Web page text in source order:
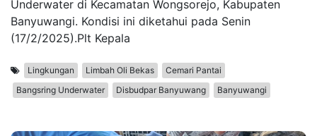
Underwater di Kecamatan Wongsorejo, Kabupaten
Banyuwangi. Kondisi ini diketahui pada Senin
(17/2/2025).Plt Kepala
Lingkungan Limbah Oli Bekas
Cemari Pantai
Bangsring Underwater
Disbudpar Banyuwang Banyuwangi